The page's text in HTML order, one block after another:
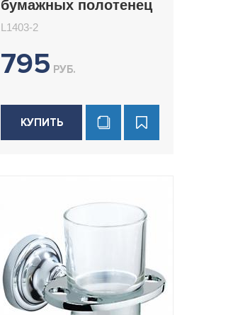
бумажных полотенец
L1403-2
795 РУБ.
КУПИТЬ